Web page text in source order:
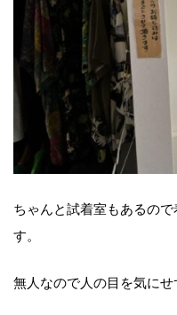
ちゃんと試着室もあるの
す。
無人なので人の目を気に